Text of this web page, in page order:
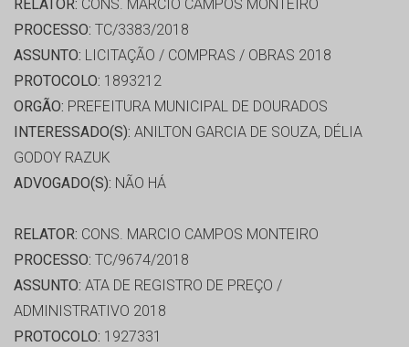
RELATOR: CONS. MARCIO CAMPOS MONTEIRO
PROCESSO: TC/3383/2018
ASSUNTO: LICITAÇÃO / COMPRAS / OBRAS 2018
PROTOCOLO: 1893212
ORGÃO: PREFEITURA MUNICIPAL DE DOURADOS
INTERESSADO(S): ANILTON GARCIA DE SOUZA, DÉLIA
GODOY RAZUK
ADVOGADO(S): NÃO HÁ
RELATOR: CONS. MARCIO CAMPOS MONTEIRO
PROCESSO: TC/9674/2018
ASSUNTO: ATA DE REGISTRO DE PREÇO /
ADMINISTRATIVO 2018
PROTOCOLO: 1927331